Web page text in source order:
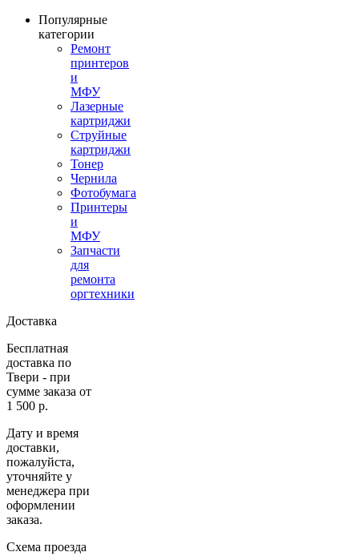
Популярные
категории
Ремонт
принтеров
и
МФУ
Лазерные
картриджи
Струйные
картриджи
Тонер
Чернила
Фотобумага
Принтеры
и
МФУ
Запчасти
для
ремонта
оргтехники
Доставка
Бесплатная
доставка по
Твери - при
сумме заказа от
1 500 р.
Дату и время
доставки,
пожалуйста,
уточняйте у
менеджера при
оформлении
заказа.
Схема проезда